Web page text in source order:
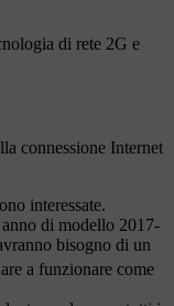
di rete 2G e
connessione Internet
interessate.
di modello 2017-
bisogno di un
a funzionare come